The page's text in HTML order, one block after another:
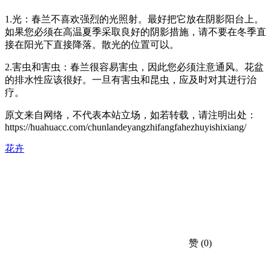
1.光：春兰不喜欢强烈的光照射。最好把它放在阴影阳台上。
如果您必须在高温夏季采取良好的阴影措施，请不要在冬季直
接在阳光下直接降落。散光的位置可以。
2.害虫和害虫：春兰很容易害虫，因此您必须注意通风。花盆
的排水性应该很好。一旦有害虫和昆虫，应及时对其进行治
疗。
原文来自网络，不代表本站立场，如若转载，请注明出处：
https://huahuacc.com/chunlandeyangzhifangfahezhuyishixiang/
花卉
赞 (0)